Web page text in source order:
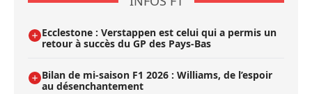
Ecclestone : Verstappen est celui qui a permis un
retour à succès du GP des Pays-Bas
Bilan de mi-saison F1 2026 : Williams, de l’espoir
au désenchantement